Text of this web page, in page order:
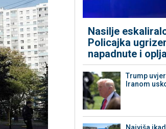
Nasilje
Policajka
napadnute i
Trump
Iranom